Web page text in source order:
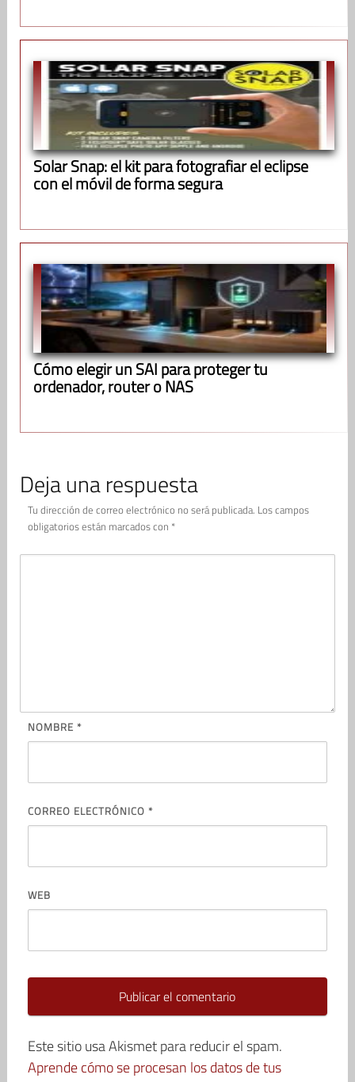
Solar Snap: el kit para fotografiar el eclipse
con el móvil de forma segura
Cómo elegir un SAI para proteger tu
ordenador, router o NAS
Deja una respuesta
Tu dirección de correo electrónico no será publicada. Los campos
obligatorios están marcados con *
NOMBRE *
CORREO ELECTRÓNICO *
WEB
Este sitio usa Akismet para reducir el spam.
Aprende cómo se procesan los datos de tus